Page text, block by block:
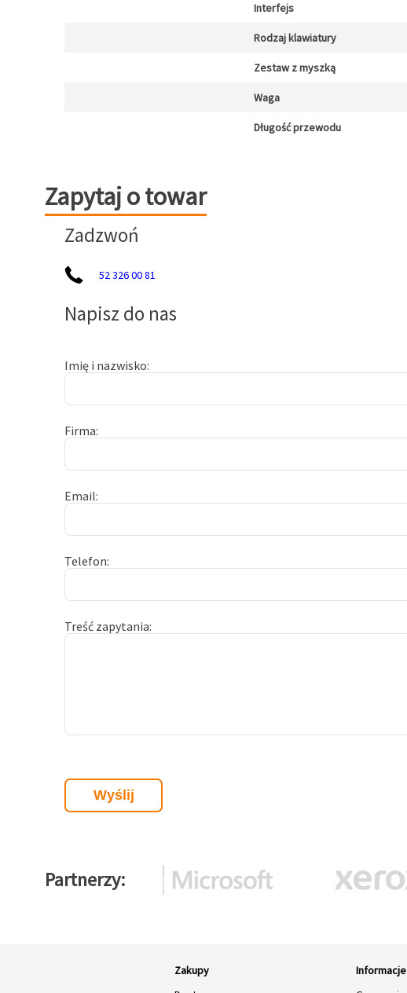
Interfejs
Rodzaj klawiatury
Zestaw z myszką
Waga
Długość przewodu
Zapytaj o towar
Zapytaj o towar
Zadzwoń
52 326 00 81
Napisz do nas
Imię i nazwisko
Firma
Email
Telefon
Treść zapytania
Partnerzy
Zakupy
Informacje